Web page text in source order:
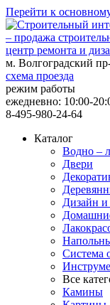
Перейти к
центр ремонта и
м. Волгоградский
схема проезда
режим работы
ежедневно: 10:00-
8-495-980-24-64
Каталог
Водно –
Двери
Дизайн и
Система
Все
Камины